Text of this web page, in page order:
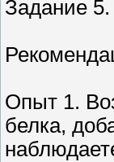
Задание
Опыт 1.
белка,